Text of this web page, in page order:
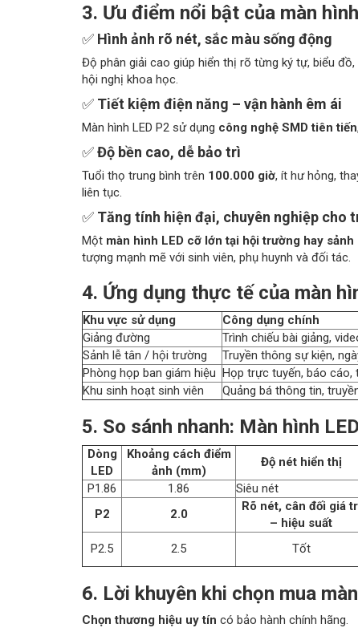
3. Ưu điểm nổi bật của màn
✅ Hình ảnh rõ nét, sắc màu sống động
Độ phân giải cao giúp hiển thị rõ từng ký tự, biểu
hội nghị khoa học.
✅ Tiết kiệm điện năng – vận hành êm ái
Màn hình LED P2 sử dụng công nghệ SMD tiên tiến
✅Độ bền cao, dễ bảo trì
Tuổi thọ trung bình trên 100.000 giờ, ít hư hỏng,
liên tục.
✅ Tăng tính hiện đại, chuyên nghiệp cho
Một màn hình LED cỡ lớn tại hội trường hay sảnh
tượng mạnh mẽ với sinh viên, phụ huynh và đối tác.
4. Ứng dụng thực tế của màn
Khu vực sử dụng
Công dụng chính
Giảng đường
Trình chiếu bài giảng,
Sảnh lễ tân / hội trường
Truyền thông sự kiện,
Phòng họp ban giám hiệu Họp trực tuyến, báo cáo,
Khu sinh hoạt sinh viên
Quảng bá thông tin,
5. So sánh nhanh: Màn hình
Dòng
LED
Khoảng cách điểm
ảnh (mm)
Độ nét hiển thị
P1.86
1.86 Siêu nét
P2
2.0
Rõ nét, cân đối giá
– hiệu suất
P2.5
2.5 Tốt
6. Lời khuyên khi chọn mua
Chọn thương hiệu uy tín có bảo hành chính hãng.